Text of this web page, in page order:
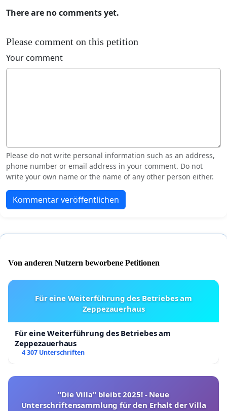
There are no comments yet.
Please comment on this petition
Your comment
Please do not write personal information such as an address,
phone number or email address in your comment. Do not
write your own name or the name of any other person either.
Kommentar veröffentlichen
Von anderen Nutzern beworbene Petitionen
Für eine Weiterführung des Betriebes am
Zeppezauerhaus
Für eine Weiterführung des Betriebes am
Zeppezauerhaus
4 307 Unterschriften
"Die Villa" bleibt 2025! - Neue
Unterschriftensammlung für den Erhalt der Villa